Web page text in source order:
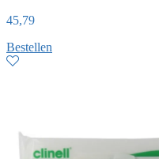
45,79
Bestellen